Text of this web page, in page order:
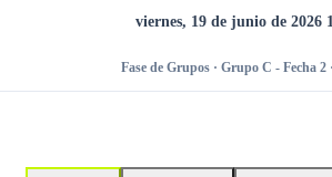
viernes, 19 de junio de 2026
Fase de Grupos · Grupo C - Fecha 2